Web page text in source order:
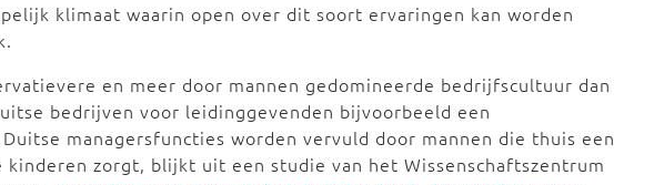
klimaat waarin open over dit soort ervaringen kan worden
en meer door mannen gedomineerde bedrijfscultuur dan
bedrijven voor leidinggevenden bijvoorbeeld een
managersfuncties worden vervuld door mannen die thuis een
kinderen zorgt, blijkt uit een studie van het Wissenschaftszentrum